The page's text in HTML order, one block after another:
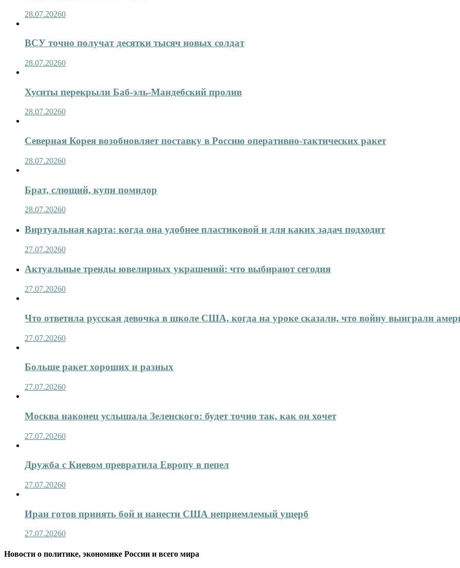
28.07.20260
ВСУ точно получат десятки тысяч новых солдат
28.07.20260
Хуситы перекрыли Баб-эль-Мандебский пролив
28.07.20260
Северная Корея возобновляет поставку в Россию оперативно-тактических ракет
28.07.20260
Брат, слющий, купи помидор
28.07.20260
Виртуальная карта: когда она удобнее пластиковой и для каких задач подходит
27.07.20260
Актуальные тренды ювелирных украшений: что выбирают сегодня
27.07.20260
Что ответила русская девочка в школе США, когда на уроке сказали, что войну выиграли
27.07.20260
Больше ракет хороших и разных
27.07.20260
Москва наконец услышала Зеленского: будет точно так, как он хочет
27.07.20260
Дружба с Киевом превратила Европу в пепел
27.07.20260
Иран готов принять бой и нанести США неприемлемый ущерб
27.07.20260
Новости о политике, экономике России и всего мира